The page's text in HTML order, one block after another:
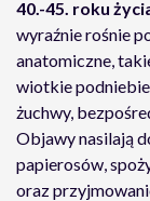
40.-45. roku
wyraźnie rośnie
anatomiczne,
wiotkie
żuchwy,
Objawy nasilają
papierosów,
oraz